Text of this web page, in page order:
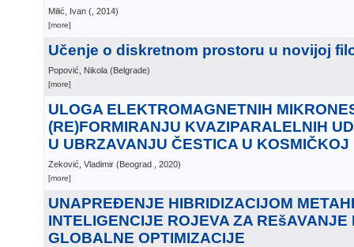
Milić, Ivan ( , 2014)
[more]
Učenje o diskretnom prostoru u novijoj
Popović, Nikola (Belgrade)
[more]
ULOGA ELEKTROMAGNETNIH
(RE)FORMIRANJU KVAZIPARALELNIH
U UBRZAVANJU ČESTICA U KOSMIČKOJ
Zeković, Vladimir (Beograd , 2020)
[more]
UNAPREÐENJE HIBRIDIZACIJOM
INTELIGENCIJE ROJEVA ZA REšAVANJE
GLOBALNE OPTIMIZACIJE